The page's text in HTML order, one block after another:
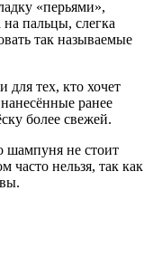
«перьями»,
на пальцы, слегка
так называемые
тех, кто хочет
ранее
более свежей.
шампуня не стоит
часто нельзя, так как